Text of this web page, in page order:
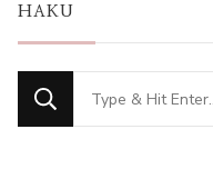
HAKU
Looking
for